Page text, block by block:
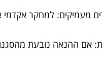
מעמיקים: למחקר אקדמי
אם ההנאה נובעת